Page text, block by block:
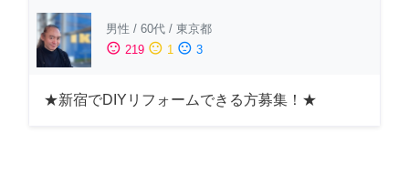
男性 / 60代 / 東京都
sentiment_satisfied 219 sentiment_neutral 1 sentiment_dissatisfied 3
★新宿でDIYリフォームできる方募集！★